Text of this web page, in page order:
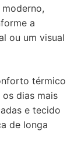
a
ou um visual
térmico
dias mais
e tecido
de longa